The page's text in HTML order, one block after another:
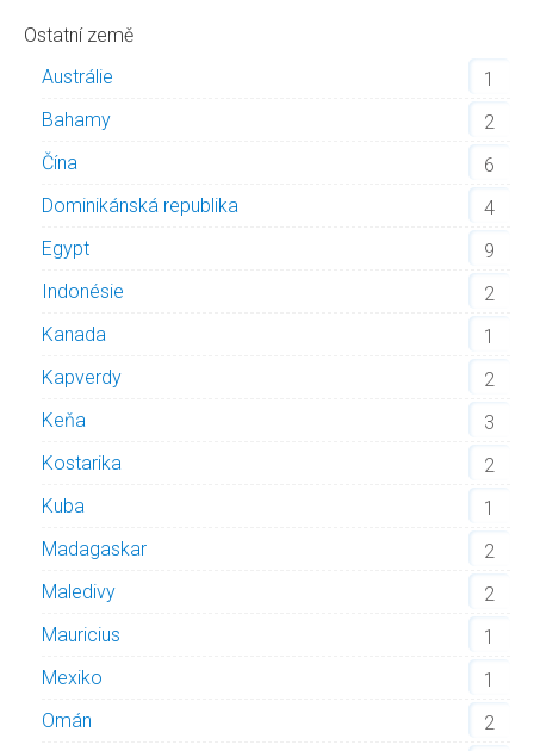
Ostatní země
Austrálie
1
Bahamy
2
Čína
6
Dominikánská republika
4
Egypt
9
Indonésie
2
Kanada
1
Kapverdy
2
Keňa
3
Kostarika
2
Kuba
1
Madagaskar
2
Maledivy
2
Mauricius
1
Mexiko
1
Omán
2